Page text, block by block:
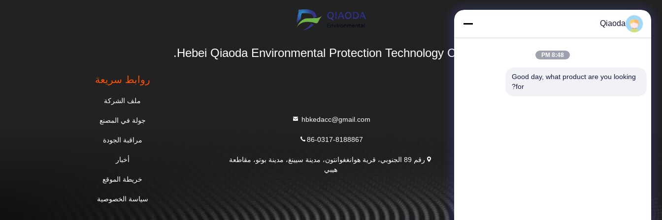
Hebei Qiaoda Environmental Protection Technology Co., Ltd.
المنتجات
hbkedacc@gmail.com
86-0317-8188867
رقم 89 الجنوبي، قرية هوانغغوانتون، مدينة سيينغ، مدينة بوتو، مقاطعة
هيبي
روابط سريعة
ملف الشركة
جولة في المصنع
مراقبة الجودة
أخبار
خريطة الموقع
سياسة الخصوصية
Qiaoda
8:48 PM
Good day, what product are you looking
for?